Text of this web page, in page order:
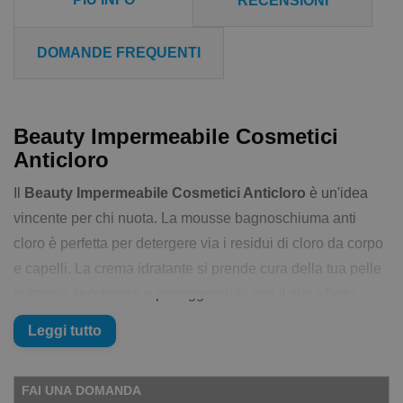
DOMANDE FREQUENTI
Beauty Impermeabile Cosmetici
Anticloro
Beauty Impermeabile Cosmetici Anticloro è un'idea
vincente per chi nuota. La mousse bagnoschiuma anti
cloro è perfetta per detergere via i residui di cloro da corpo
e capelli. La crema idratante si prende cura della tua pelle
idratante.
impermeabile. Potrai usarlo perriporre il costumi e altri
Leggi tutto
FAI UNA DOMANDA